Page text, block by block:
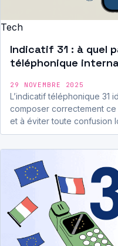
Tech
Indicatif 31 : à quel
téléphonique
29 NOVEMBRE 2025
L’indicatif téléphonique 31
composer correctement ce
et à éviter toute confusion